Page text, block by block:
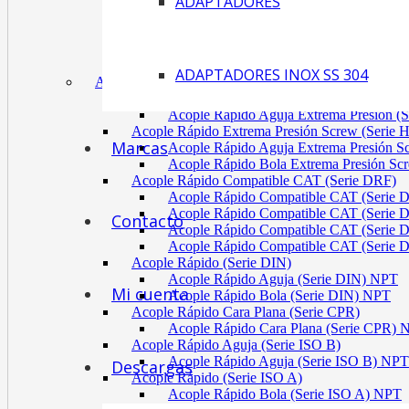
ADAPTADORES INOX SS 304
Marcas
Contacto
Mi cuenta
Descargas
ACÓPLES RÁPIDOS
Acople Rápido Aguja Extrema Presión
Acople Rápido Extrema Presión Screw (Serie
Acople Rápido Aguja Extrema Presión
Acople Rápido Bola Extrema Presión
Acople Rápido Compatible CAT (Serie DRF)
Acople Rápido Compatible CAT (Serie
Acople Rápido Compatible CAT (Serie
Acople Rápido Compatible CAT (Serie
Acople Rápido Compatible CAT (Serie
Acople Rápido (Serie DIN)
Acople Rápido Aguja (Serie DIN) NPT
Acople Rápido Bola (Serie DIN) NPT
Acople Rápido Cara Plana (Serie CPR)
Acople Rápido Cara Plana (Serie CPR)
Acople Rápido Aguja (Serie ISO B)
Acople Rápido Aguja (Serie ISO B) NPT
Acople Rápido (Serie ISO A)
Acople Rápido Bola (Serie ISO A) NPT